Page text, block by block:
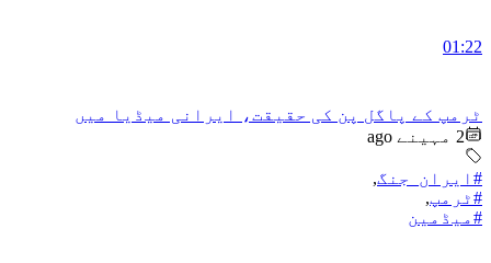
01:22
ٹرمپ کے پاگل پن کی حقیقت، ایرانی میڈیا میں
2 مہینے ago
#ایران_جنگ,
#ٹرمپ,
#میڈمین